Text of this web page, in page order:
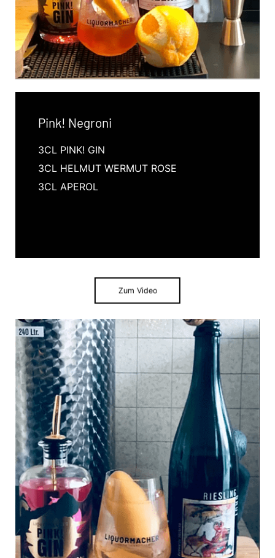
Pink! Negroni
3CL PINK! GIN
3CL HELMUT WERMUT ROSE
3CL APEROL
Zum Video